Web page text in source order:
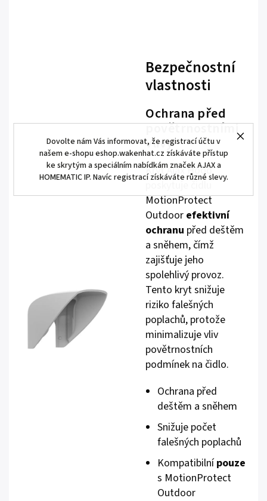
Dovolte nám Vás informovat, že registrací účtu v
našem e-shopu eshop.wakenhat.cz získáváte přístup
ke skrytým a speciálním nabídkám značek AJAX a
HOMEMATIC IP. Navíc registrací získáváte různé slevy.
Bezpečnostní
vlastnosti
Ochrana před
povětrnostními
vlivy
Kryt Ajax Hood
MotionProtect
Outdoor efektivní
ochranu před deštěm
a sněhem, čímž
zajišťuje jeho
spolehlivý provoz.
Tento kryt snižuje
riziko falešných
poplachů, protože
minimalizuje vliv
povětrnostních
podmínek na čidlo.
Ochrana před
deštěm a sněhem
Snižuje počet
falešných poplachů
Kompatibilnípouze
s MotionProtect
Outdoor